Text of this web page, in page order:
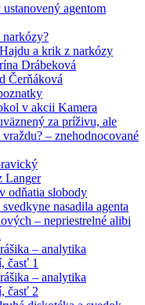
agentom
a krik z narkózy
Drábeková
Čerňáková
v akcii Kamera
za príživu, ale
– znehodnocované
Langer
odňatia slobody
nasadila agenta
– nepriestrelné alibi
– analytika
časť 1
– analytika
časť 2